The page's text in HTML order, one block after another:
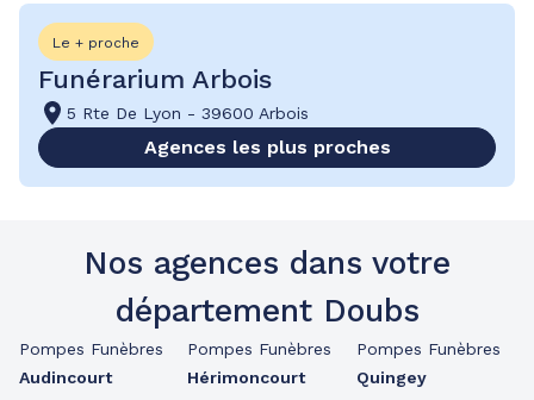
Le + proche
Funérarium Arbois
5 Rte De Lyon - 39600 Arbois
Agences les plus proches
Nos agences dans votre
département Doubs
Pompes Funèbres
Audincourt
Pompes Funèbres
Hérimoncourt
Pompes Funèbres
Quingey